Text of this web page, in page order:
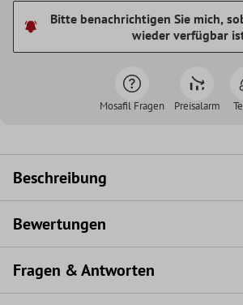
Bitte benachrichtigen Sie mich,
wieder verfügbar
Mosafil Fragen Preisalarm
Beschreibung
Bewertungen
Fragen & Antworten